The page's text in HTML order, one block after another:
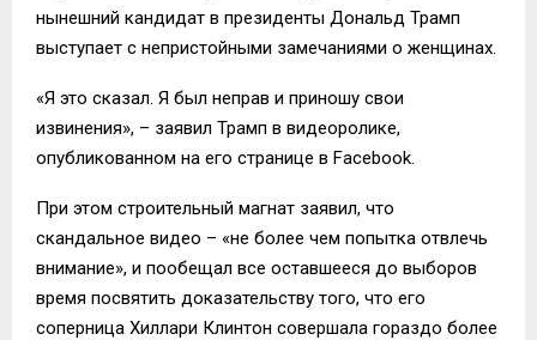
нынешний кандидат в президенты Дональд Трамп
выступает с непристойными замечаниями о женщинах.
«Я это сказал. Я был неправ и приношу свои
извинения», – заявил Трамп в видеоролике,
опубликованном на его странице в Facebook.
При этом строительный магнат заявил, что
скандальное видео – «не более чем попытка отвлечь
внимание», и пообещал все оставшееся до выборов
время посвятить доказательству того, что его
соперница Хиллари Клинтон совершала гораздо более